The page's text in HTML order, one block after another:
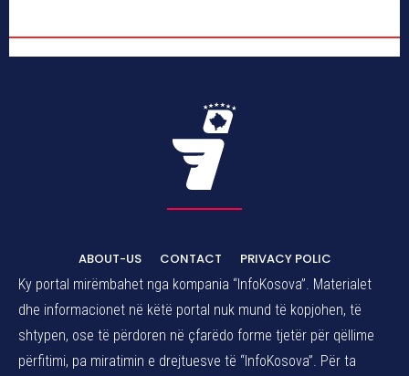
ABOUT-US CONTACT
PRIVACY POLIC
Ky portal mirëmbahet nga kompania “InfoKosova”. Materialet
dhe informacionet në këtë portal nuk mund të kopjohen, të
shtypen, ose të përdoren në çfarëdo forme tjetër për qëllime
përfitimi, pa miratimin e drejtuesve të “InfoKosova”. Për ta